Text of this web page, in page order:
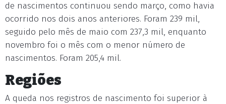
de nascimentos continuou sendo março, como havia
ocorrido nos dois anos anteriores. Foram 239 mil,
seguido pelo mês de maio com 237,3 mil, enquanto
novembro foi o mês com o menor número de
nascimentos. Foram 205,4 mil.
Regiões
A queda nos registros de nascimento foi superior à